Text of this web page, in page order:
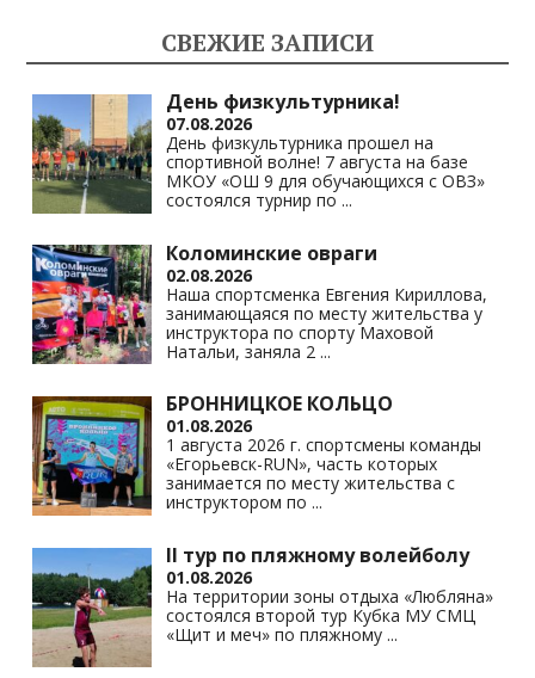
as
s
ni
ki
a
m
A
p
p
Li
n
k
СВЕЖИЕ ЗАПИСИ
День физкультурника!
07.08.2026
День физкультурника прошел на
спортивной волне! 7 августа на базе
МКОУ «ОШ 9 для обучающихся с ОВЗ»
состоялся турнир по ...
Коломинские овраги
02.08.2026
Наша спортсменка Евгения Кириллова,
занимающаяся по месту жительства у
инструктора по спорту Маховой
Натальи, заняла 2 ...
БРОННИЦКОЕ КОЛЬЦО
01.08.2026
1 августа 2026 г. спортсмены команды
«Егорьевск-RUN», часть которых
занимается по месту жительства с
инструктором по ...
II тур по пляжному волейболу
01.08.2026
На территории зоны отдыха «Любляна»
состоялся второй тур Кубка МУ СМЦ
«Щит и меч» по пляжному ...